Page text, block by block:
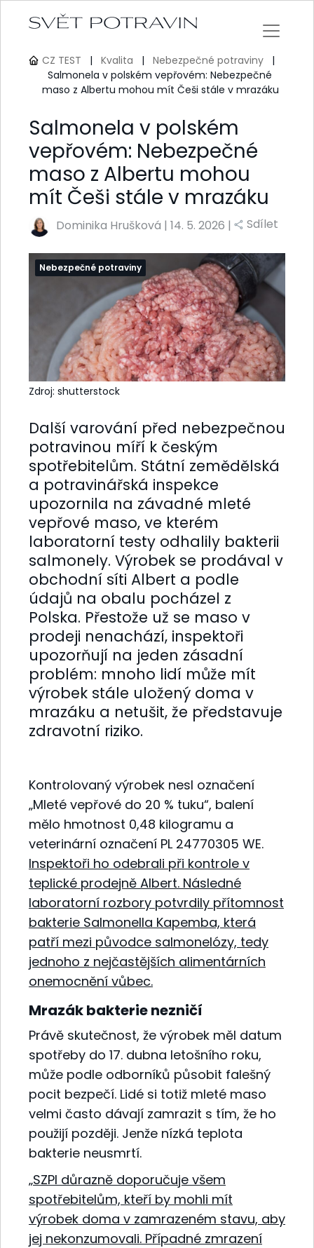
CZ TEST | Kvalita | Nebezpečné potraviny
|
Salmonela v polském vepřovém: Nebezpečné
maso z Albertu mohou mít Češi stále v mrazáku
Salmonela v polském
vepřovém: Nebezpečné
maso z Albertu mohou
mít Češi stále v mrazáku
Dominika Hrušková | 14. 5. 2026 | Sdílet
Nebezpečné potraviny
Zdroj: shutterstock
Další varování před nebezpečnou
potravinou míří k českým
spotřebitelům. Státní zemědělská
a potravinářská inspekce
upozornila na závadné mleté
vepřové maso, ve kterém
laboratorní testy odhalily bakterii
salmonely. Výrobek se prodával v
obchodní síti Albert a podle
údajů na obalu pocházel z
Polska. Přestože už se maso v
prodeji nenachází, inspektoři
upozorňují na jeden zásadní
problém: mnoho lidí může mít
výrobek stále uložený doma v
mrazáku a netušit, že představuje
zdravotní riziko.
Kontrolovaný výrobek nesl označení
„Mleté vepřové do 20 % tuku“, balení
mělo hmotnost 0,48 kilogramu a
veterinární označení PL 24770305 WE.
Inspektoři ho odebrali při kontrole v
teplické prodejně Albert. Následné
laboratorní rozbory potvrdily přítomnost
bakterie Salmonella Kapemba, která
patří mezi původce salmonelózy, tedy
jednoho z nejčastějších alimentárních
onemocnění vůbec.
Mrazák bakterie nezničí
Právě skutečnost, že výrobek měl datum
spotřeby do 17. dubna letošního roku,
může podle odborníků působit falešný
pocit bezpečí. Lidé si totiž mleté maso
velmi často dávají zamrazit s tím, že ho
použijí později. Jenže nízká teplota
bakterie neusmrtí.
„SZPI důrazně doporučuje všem
spotřebitelům, kteří by mohli mít
výrobek doma v zamrazeném stavu, aby
jej nekonzumovali. Případné zmrazení